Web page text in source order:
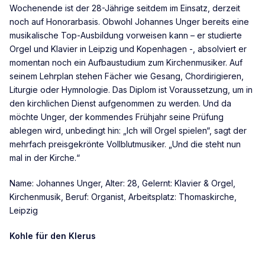
Wochenende ist der 28-Jährige seitdem im Einsatz, derzeit
noch auf Honorarbasis. Obwohl Johannes Unger bereits eine
musikalische Top-Ausbildung vorweisen kann – er studierte
Orgel und Klavier in Leipzig und Kopenhagen -, absolviert er
momentan noch ein Aufbaustudium zum Kirchenmusiker. Auf
seinem Lehrplan stehen Fächer wie Gesang, Chordirigieren,
Liturgie oder Hymnologie. Das Diplom ist Voraussetzung, um in
den kirchlichen Dienst aufgenommen zu werden. Und da
möchte Unger, der kommendes Frühjahr seine Prüfung
ablegen wird, unbedingt hin: „Ich will Orgel spielen“, sagt der
mehrfach preisgekrönte Vollblutmusiker. „Und die steht nun
mal in der Kirche.“
Name: Johannes Unger, Alter: 28, Gelernt: Klavier & Orgel,
Kirchenmusik, Beruf: Organist, Arbeitsplatz: Thomaskirche,
Leipzig
Kohle für den Klerus